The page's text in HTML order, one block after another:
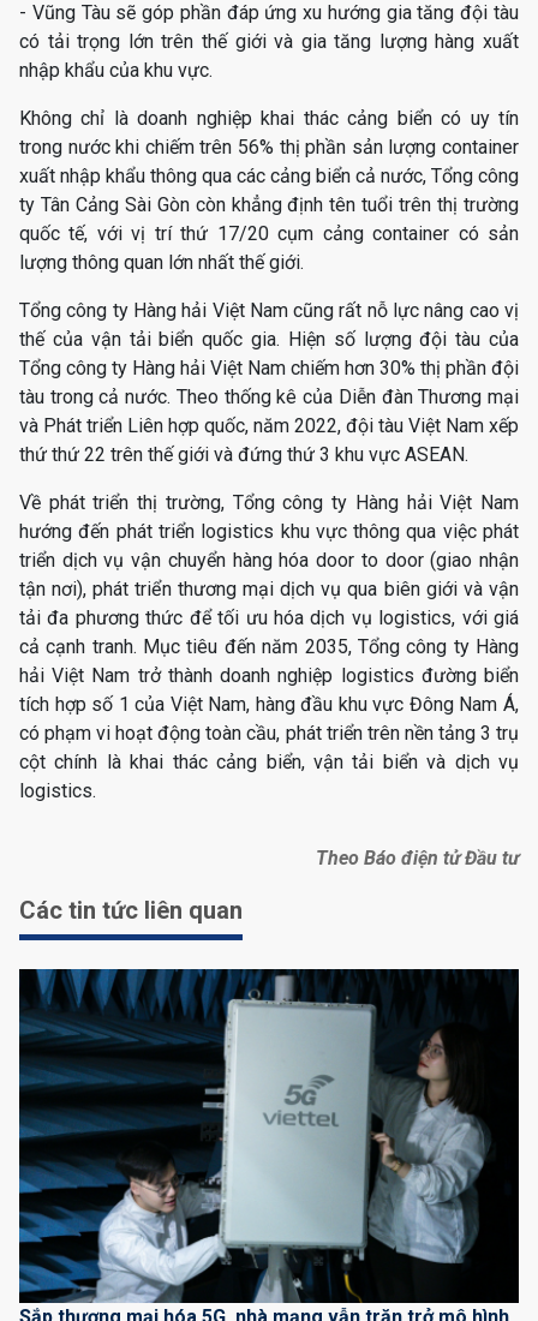
- Vũng Tàu sẽ góp phần đáp ứng xu hướng gia tăng đội tàu
có tải trọng lớn trên thế giới và gia tăng lượng hàng xuất
nhập khẩu của khu vực.
Không chỉ là doanh nghiệp khai thác cảng biển có uy tín
trong nước khi chiếm trên 56% thị phần sản lượng container
xuất nhập khẩu thông qua các cảng biển cả nước, Tổng công
ty Tân Cảng Sài Gòn còn khẳng định tên tuổi trên thị trường
quốc tế, với vị trí thứ 17/20 cụm cảng container có sản
lượng thông quan lớn nhất thế giới.
Tổng công ty Hàng hải Việt Nam cũng rất nỗ lực nâng cao vị
thế của vận tải biển quốc gia. Hiện số lượng đội tàu của
Tổng công ty Hàng hải Việt Nam chiếm hơn 30% thị phần đội
tàu trong cả nước. Theo thống kê của Diễn đàn Thương mại
và Phát triển Liên hợp quốc, năm 2022, đội tàu Việt Nam xếp
thứ thứ 22 trên thế giới và đứng thứ 3 khu vực ASEAN.
Về phát triển thị trường, Tổng công ty Hàng hải Việt Nam
hướng đến phát triển logistics khu vực thông qua việc phát
triển dịch vụ vận chuyển hàng hóa door to door (giao nhận
tận nơi), phát triển thương mại dịch vụ qua biên giới và vận
tải đa phương thức để tối ưu hóa dịch vụ logistics, với giá
cả cạnh tranh. Mục tiêu đến năm 2035, Tổng công ty Hàng
hải Việt Nam trở thành doanh nghiệp logistics đường biển
tích hợp số 1 của Việt Nam, hàng đầu khu vực Đông Nam Á,
có phạm vi hoạt động toàn cầu, phát triển trên nền tảng 3 trụ
cột chính là khai thác cảng biển, vận tải biển và dịch vụ
logistics.
Theo Báo điện tử Đầu tư
Các tin tức liên quan
Sắp thương mại hóa 5G, nhà mạng vẫn trăn trở mô hình